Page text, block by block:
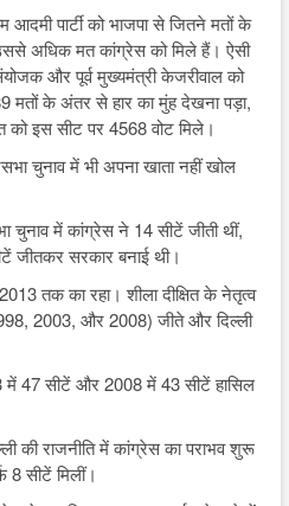
पार्टी को भाजपा से जितने मतों के
अधिक मत कांग्रेस को मिले हैं। ऐसी
और पूर्व मुख्यमंत्री केजरीवाल को
मतों के अंतर से हार का मुंह देखना पड़ा,
को इस सीट पर 4568 वोट मिले।
चुनाव में भी अपना खाता नहीं खोल
चुनाव में कांग्रेस ने 14 सीटें जीती थीं,
जीतकर सरकार बनाई थी।
तक का रहा। शीला दीक्षित के नेतृत्व
2003, और 2008) जीते और दिल्ली
47 सीटें और 2008 में 43 सीटें हासिल
की राजनीति में कांग्रेस का पराभव शुरू
सीटें मिलीं।